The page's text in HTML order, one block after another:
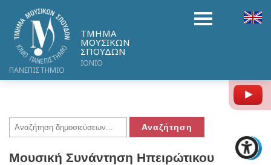
ΤΜΗΜΑ
ΜΟΥΣΙΚΩΝ
ΣΠΟΥΔΩΝ
ΙΟΝΙΟ
ΠΑΝΕΠΙΣΤΗΜΙΟ
Μουσική Συνάντηση Ηπειρώτικου